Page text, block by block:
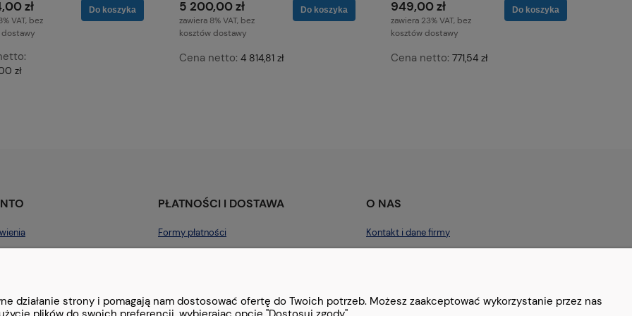
zł
VAT, bez
dostawy
zł
Do koszyka 5 200,00 zł
zawiera 8% VAT, bez
kosztów dostawy
Cena netto: 4 814,81 zł
Do koszyka 949,00 zł
zawiera 23% VAT, bez
kosztów dostawy
Cena netto: 771,54 zł
Do koszyka
PŁATNOŚCI I DOSTAWA
Formy płatności
O NAS
Kontakt i dane firmy
działanie strony i pomagają nam dostosować ofertę do Twoich potrzeb. Możesz zaakceptować wykorzystanie przez nas